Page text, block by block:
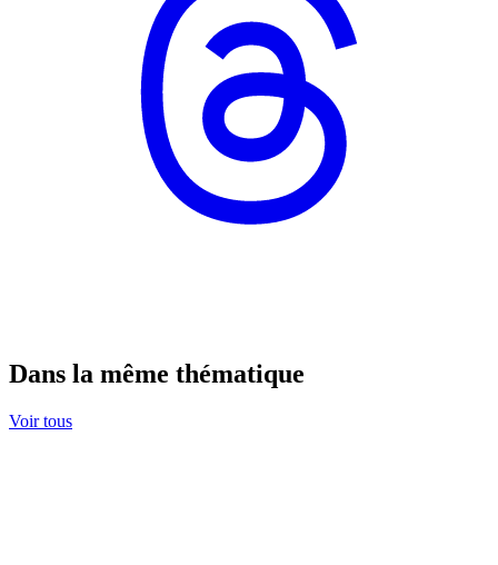
Dans la même thématique
Voir tous